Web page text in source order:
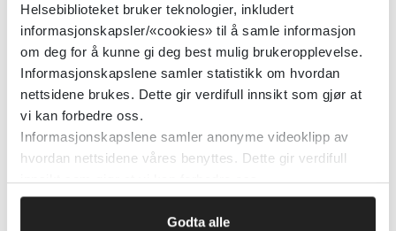
Helsebiblioteket bruker teknologier, inkludert
informasjonskapsler/«cookies» til å samle informasjon
om deg for å kunne gi deg best mulig brukeropplevelse.
Informasjonskapslene samler statistikk om hvordan
nettsidene brukes. Dette gir verdifull innsikt som gjør at
vi kan forbedre oss.
Informasjonskapslene samler anonyme videoklipp av
hvordan nettsidene våres benyttes. Dette gir verdifull
innsikt som gjør at vi kan forbedre oss.
Godta alle
Nasjonale retningslinjer for
omsorg ved spiseforstyrrelser
(Sverige)
Socialstyrelsen (Sverige) 2024
Detaljer